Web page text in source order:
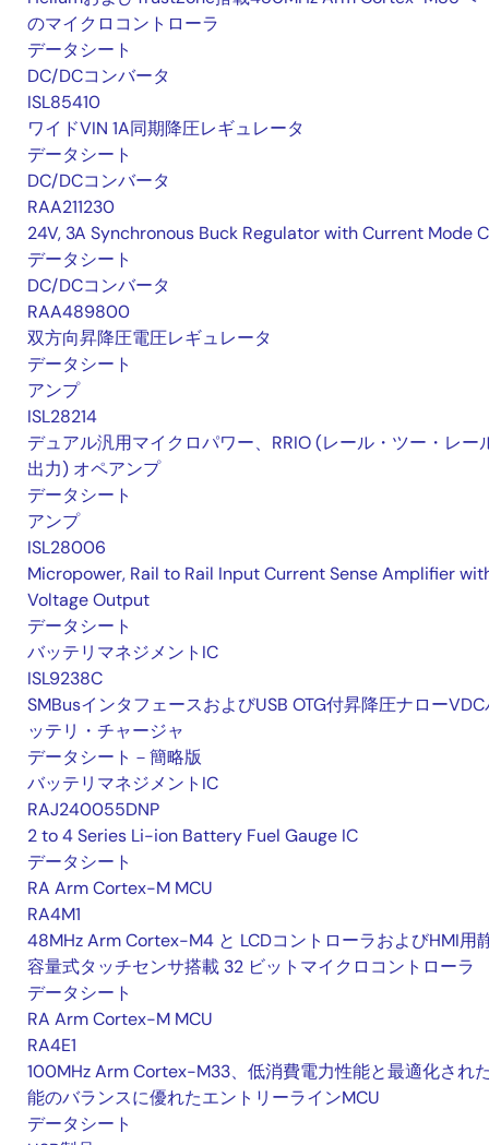
のマイクロコントローラ
データシート
DC/DCコンバータ
ISL85410
ワイドVIN 1A同期降圧レギュレータ
データシート
DC/DCコンバータ
RAA211230
24V, 3A Synchronous Buck Regulator with Current Mode
データシート
DC/DCコンバータ
RAA489800
双方向昇降圧電圧レギュレータ
データシート
アンプ
ISL28214
デュアル汎用マイクロパワー、RRIO (レール・ツー・レー
出力) オペアンプ
データシート
アンプ
ISL28006
Micropower, Rail to Rail Input Current Sense Amplifier
Voltage Output
データシート
バッテリマネジメントIC
ISL9238C
SMBusインタフェースおよびUSB OTG付昇降圧ナローVDC
ッテリ・チャージャ
データシート－簡略版
バッテリマネジメントIC
RAJ240055DNP
2 to 4 Series Li-ion Battery Fuel Gauge IC
データシート
RA Arm Cortex-M MCU
RA4M1
48MHz Arm Cortex-M4 と LCDコントローラおよびHMI用
容量式タッチセンサ搭載 32 ビットマイクロコントローラ
データシート
RA Arm Cortex-M MCU
RA4E1
100MHz Arm Cortex-M33、低消費電力性能と最適化され
能のバランスに優れたエントリーラインMCU
データシート